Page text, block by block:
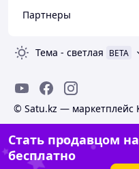
Партнеры
Тема - светлая BETA
© Satu.kz — маркетплейс
Стать продавцом
бесплатно